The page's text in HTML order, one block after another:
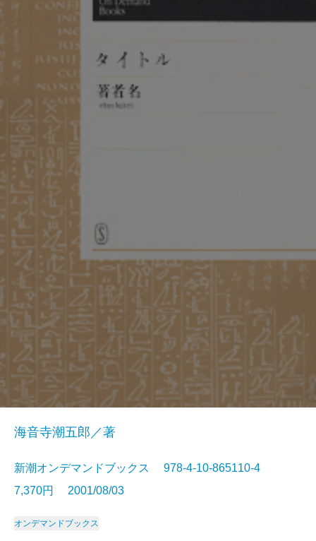
海音寺潮五郎／著
新潮オンデマンドブックス 978-4-10-865110-4
7,370円 2001/08/03
オンデマンドブックス